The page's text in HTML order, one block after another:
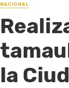
NACIONAL
la